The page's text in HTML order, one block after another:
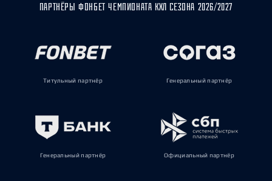
ПАРТНЁРЫ ФОНБЕТ ЧЕМПИОНАТА КХЛ СЕЗОНА 2026/2027
Титульный партнёр Генеральный партнёр
Генеральный партнёр Официальный партнёр